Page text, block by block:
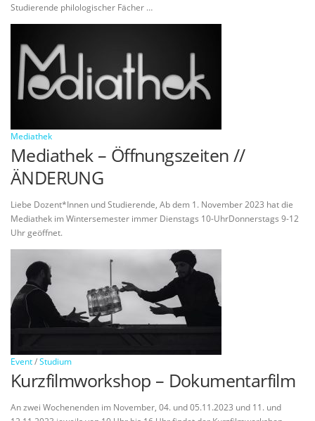
Studierende philologischer Fächer …
Mediathek
Mediathek – Öffnungszeiten //
ÄNDERUNG
Liebe Dozent*Innen und Studierende, Ab dem 1. November 2023 hat die
Mediathek im Wintersemester immer Dienstags 10-UhrDonnerstags 9-12
Uhr geöffnet.
Event/Studium
Kurzfilmworkshop – Dokumentarfilm
An zwei Wochenenden im November, 04. und 05.11.2023 und 11. und